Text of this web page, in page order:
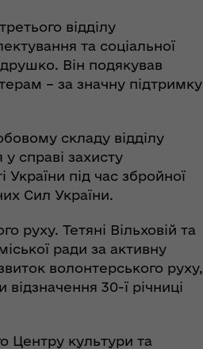
з
відділу
та соціальної
Він подякував
– за значну підтримку
складу відділу
справі захисту
України під час збройної
Сил України.
руху. Тетяні Вільховій та
ради за активну
волонтерського руху,
30-ї річниці
Центру культури та